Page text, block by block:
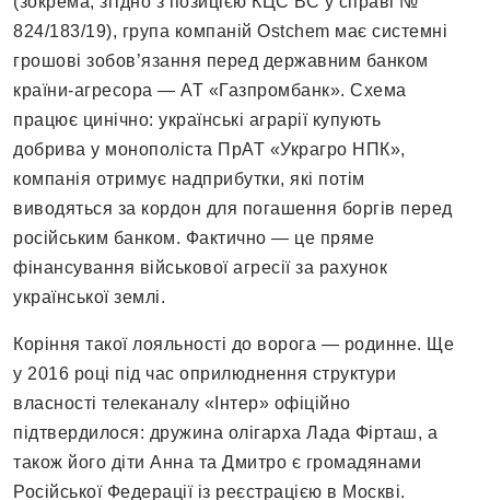
824/183/19), група компаній Ostchem має системні
грошові зобов’язання перед державним банком
країни-агресора — АТ «Газпромбанк». Схема
працює цинічно: українські аграрії купують
добрива у монополіста ПрАТ «Украгро НПК»,
компанія отримує надприбутки, які потім
виводяться за кордон для погашення боргів перед
російським банком. Фактично — це пряме
фінансування військової агресії за рахунок
української землі.
Коріння такої лояльності до ворога — родинне. Ще
у 2016 році під час оприлюднення структури
власності телеканалу «Інтер» офіційно
підтвердилося: дружина олігарха Лада Фірташ, а
також його діти Анна та Дмитро є громадянами
Російської Федерації із реєстрацією в Москві.